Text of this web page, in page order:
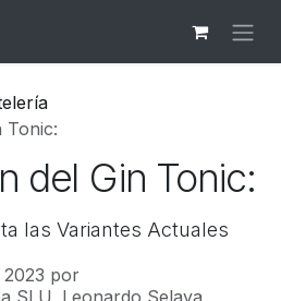
Tonic:
del Gin Tonic:
las Variantes Actuales
por
SLU, Leonardo Selaya